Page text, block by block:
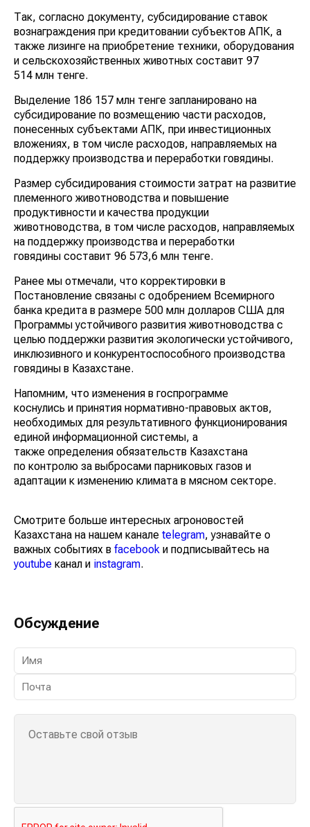
Так, согласно документу, субсидирование ставок
вознаграждения при кредитовании субъектов АПК, а
также лизинге на приобретение техники, оборудования
и сельскохозяйственных животных составит 97
514 млн тенге.
Выделение 186 157 млн тенге запланировано на
субсидирование по возмещению части расходов,
понесенных субъектами АПК, при инвестиционных
вложениях, в том числе расходов, направляемых на
поддержку производства и переработки говядины.
Размер субсидирования стоимости затрат на развитие
племенного животноводства и повышение
продуктивности и качества продукции
животноводства, в том числе расходов, направляемых
на поддержку производства и переработки
говядины составит 96 573,6 млн тенге.
Ранее мы отмечали, что корректировки в
Постановление связаны с одобрением Всемирного
банка кредита в размере 500 млн долларов США для
Программы устойчивого развития животноводства с
целью поддержки развития экологически устойчивого,
инклюзивного и конкурентоспособного производства
говядины в Казахстане.
Напомним, что изменения в госпрограмме
коснулись и принятия нормативно-правовых актов,
необходимых для результативного функционирования
единой информационной системы, а
также определения обязательств Казахстана
по контролю за выбросами парниковых газов и
адаптации к изменению климата в мясном секторе.
Смотрите больше интересных агроновостей
Казахстана на нашем канале telegram, узнавайте о
важных событиях в facebook и подписывайтесь на
youtube канал и instagram.
Обсуждение